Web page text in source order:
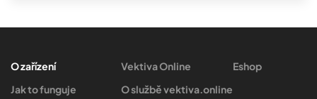
O zařízení
Jak to funguje
Vektiva Online
O službě vektiva.online
Eshop